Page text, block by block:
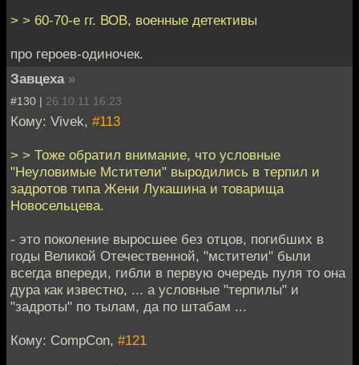
> > 60-70-е гг. ВОВ, военные детективы
про героев-одиночек.
Завцеха »
#130 | 26.10.11 16:23
Кому: Vivek, #113
> > Тоже обратил внимание, что условные
"Неуловимые Мстители" выродились в терпил и
задротов типа Жени Лукашина и товарища
Новосельцева.
- это поколение выросшее без отцов, погибших в
годы Великой Отечественной, "мстители" были
всегда впереди, гибли в первую очередь пуля то она
дура как известно, ... а условные "терпилы" и
"задроты" по тылам, да по штабам ...
Кому: CompCon, #121